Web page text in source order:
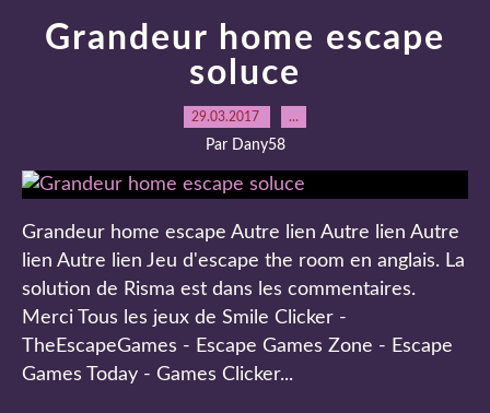
Grandeur home escape
soluce
29.03.2017 …
Par Dany58
Grandeur home escape Autre lien Autre lien Autre
lien Autre lien Jeu d'escape the room en anglais. La
solution de Risma est dans les commentaires.
Merci Tous les jeux de Smile Clicker -
TheEscapeGames - Escape Games Zone - Escape
Games Today - Games Clicker...